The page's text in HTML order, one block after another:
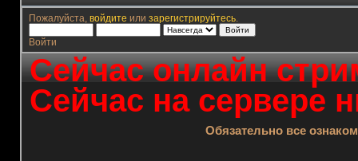
Пожалуйста, войдите или зарегистрируйтесь.
Войти
Сейчас онлайн
Сейчас на сервере
Обязательно все